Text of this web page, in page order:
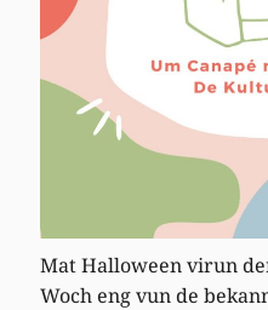
Mat Halloween virun
Woch eng vun de